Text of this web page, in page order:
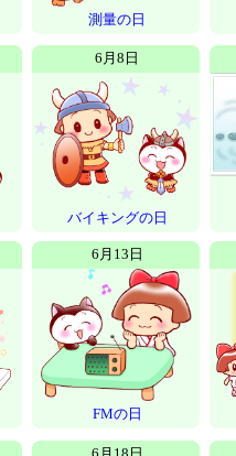
測量の日
6月8日
バイキングの日
6月13日
FMの日